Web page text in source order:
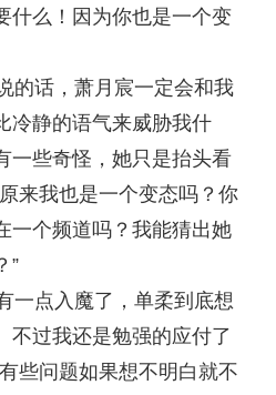
什么！因为你也是一个变
的话，萧月宸一定会和我
冷静的语气来威胁我什
一些奇怪，她只是抬头看
来我也是一个变态吗？你
一个频道吗？我能猜出她
”
点入魔了，单柔到底想
不过我还是勉强的应付了
些问题如果想不明白就不